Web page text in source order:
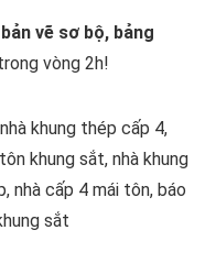
bản vẽ sơ bộ, bảng
vòng 2h!
khung thép cấp 4,
khung sắt, nhà khung
nhà cấp 4 mái tôn, báo
sắt